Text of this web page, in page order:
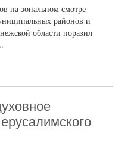
на зональном смотре
районов и
области поразил